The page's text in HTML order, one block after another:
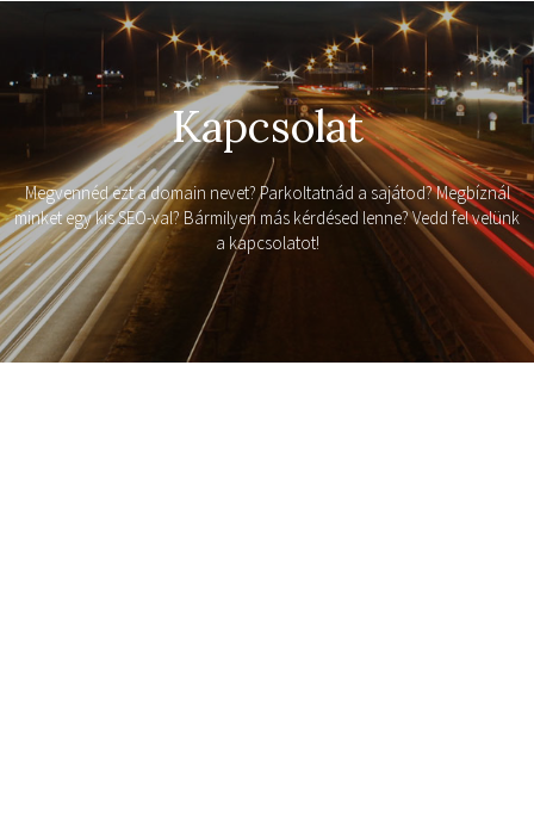
Kapcsolat
Megvennéd ezt a domain nevet? Parkoltatnád a sajátod? Megbíznál
minket egy kis SEO-val? Bármilyen más kérdésed lenne? Vedd fel velünk
a kapcsolatot!